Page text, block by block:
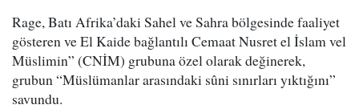
Rage, Batı Afrika’daki Sahel ve Sahra bölgesinde faaliyet
gösteren ve El Kaide bağlantılı Cemaat Nusret el İslam vel
Müslimin” (CNİM) grubuna özel olarak değinerek,
grubun “Müslümanlar arasındaki sûni sınırları yıktığını”
savundu.